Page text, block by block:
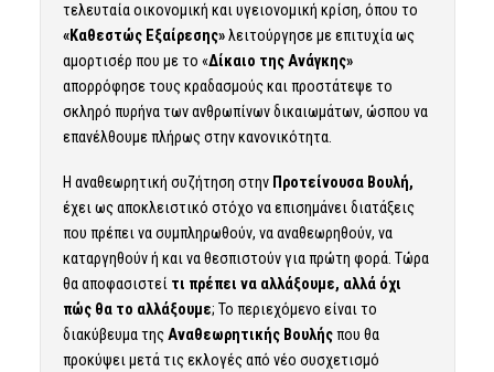
τελευταία οικονομική και υγειονομική κρίση, όπου το
«Καθεστώς Εξαίρεσης»λειτούργησε με επιτυχία ως
αμορτισέρ που με το «Δίκαιο της Ανάγκης»
απορρόφησε τους κραδασμούς και προστάτεψε το
σκληρό πυρήνα των ανθρωπίνων δικαιωμάτων, ώσπου να
επανέλθουμε πλήρως στην κανονικότητα.
Η αναθεωρητική συζήτηση στην Προτείνουσα Βουλή,
έχει ως αποκλειστικό στόχο να επισημάνει διατάξεις
που πρέπει να συμπληρωθούν, να αναθεωρηθούν, να
καταργηθούν ή και να θεσπιστούν για πρώτη φορά. Τώρα
θα αποφασιστεί τι πρέπει να αλλάξουμε, αλλά όχι
πώς θα το αλλάξουμε; Το περιεχόμενο είναι το
διακύβευμα τηςΑναθεωρητικής Βουλήςπου θα
προκύψει μετά τις εκλογές από νέο συσχετισμό